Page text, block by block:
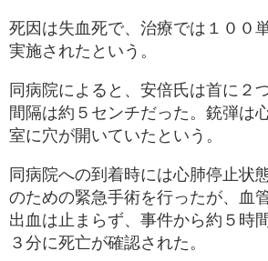
死因は失血死で、治療では１００
実施されたという。
同病院によると、安倍氏は首に２
間隔は約５センチだった。銃弾は
室に穴が開いていたという。
同病院への到着時には心肺停止状
のための緊急手術を行ったが、血
出血は止まらず、事件から約５時
３分に死亡が確認された。